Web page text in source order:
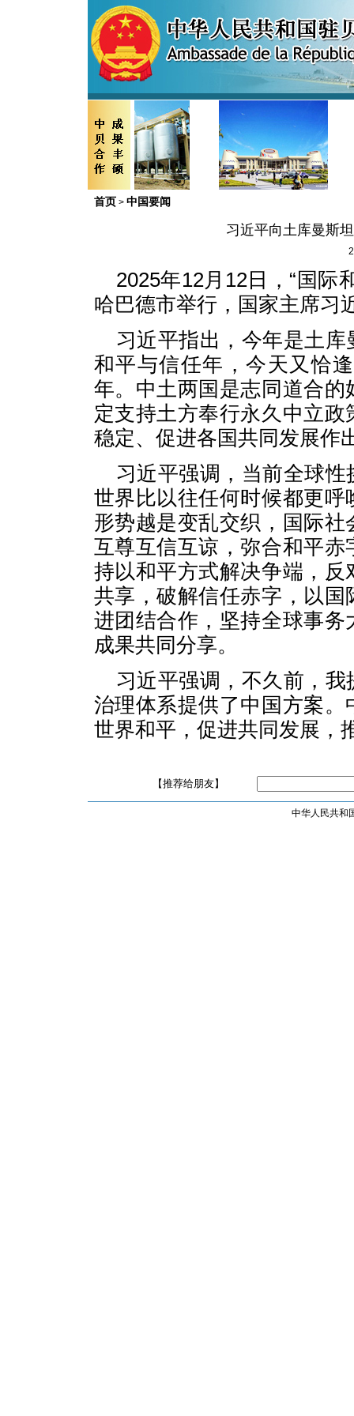
首页 > 中国要闻
习近平向土库曼斯
2025年12月12日，“国际
哈巴德市举行，国家主席习
习近平指出，今年是土
和平与信任年，今天又恰
年。中土两国是志同道合
定支持土方奉行永久中立
稳定、促进各国共同发展作
习近平强调，当前全球
世界比以往任何时候都更
形势越是变乱交织，国际
互尊互信互谅，弥合和平
持以和平方式解决争端，
共享，破解信任赤字，以
进团结合作，坚持全球事
成果共同分享。
习近平强调，不久前，
治理体系提供了中国方案
世界和平，促进共同发展，
【推荐给朋友】
中华人民共和